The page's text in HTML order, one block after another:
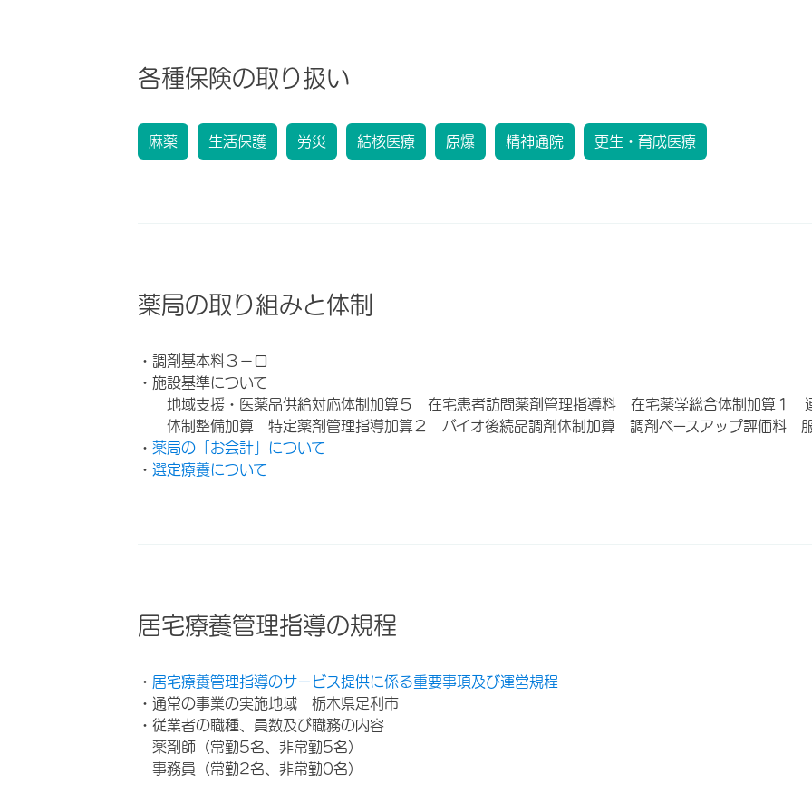
各種保険の取り扱い
麻薬 生活保護 労災 結核医療 原爆 精神通院 更生・育成医療
薬局の取り組みと体制
・調剤基本料３－ロ
・施設基準について
地域支援・医薬品供給対応体制加算５ 在宅患者訪問薬剤管理指導料 在宅薬学総合体制加算１
体制整備加算 特定薬剤管理指導加算２ バイオ後続品調剤体制加算 調剤ベースアップ評価料 服
・ 薬局の「お会計」について
・ 選定療養について
居宅療養管理指導の規程
・ 居宅療養管理指導のサービス提供に係る重要事項及び運営規程
・通常の事業の実施地域 栃木県足利市
・従業者の職種、員数及び職務の内容
薬剤師（常勤5名、非常勤5名）
事務員（常勤2名、非常勤0名）